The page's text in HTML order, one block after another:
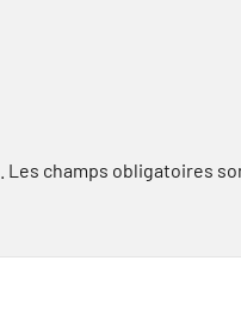
Les champs obligatoires